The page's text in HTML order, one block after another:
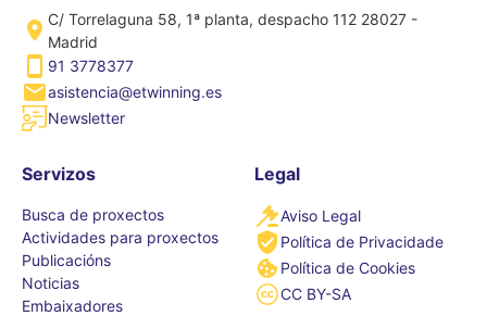
C/ Torrelaguna 58, 1ª planta, despacho 112 28027 -
Madrid
91 3778377
asistencia@etwinning.es
Newsletter
Servizos
Busca de proxectos
Actividades para proxectos
Publicacións
Noticias
Embaixadores
Legal
Aviso Legal
Política de Privacidade
Política de Cookies
CC BY-SA